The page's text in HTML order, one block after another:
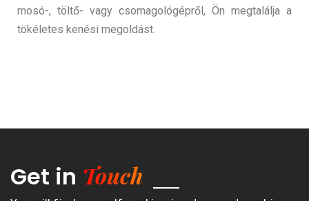
mosó-, töltő- vagy csomagológépről, Ön megtalálja a
tökéletes kenési megoldást.
Get in Touch